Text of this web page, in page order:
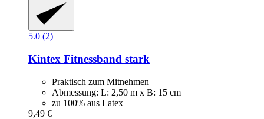
5.0 (2)
Kintex Fitnessband stark
Praktisch zum Mitnehmen
Abmessung: L: 2,50 m x B: 15 cm
zu 100% aus Latex
9,49 €